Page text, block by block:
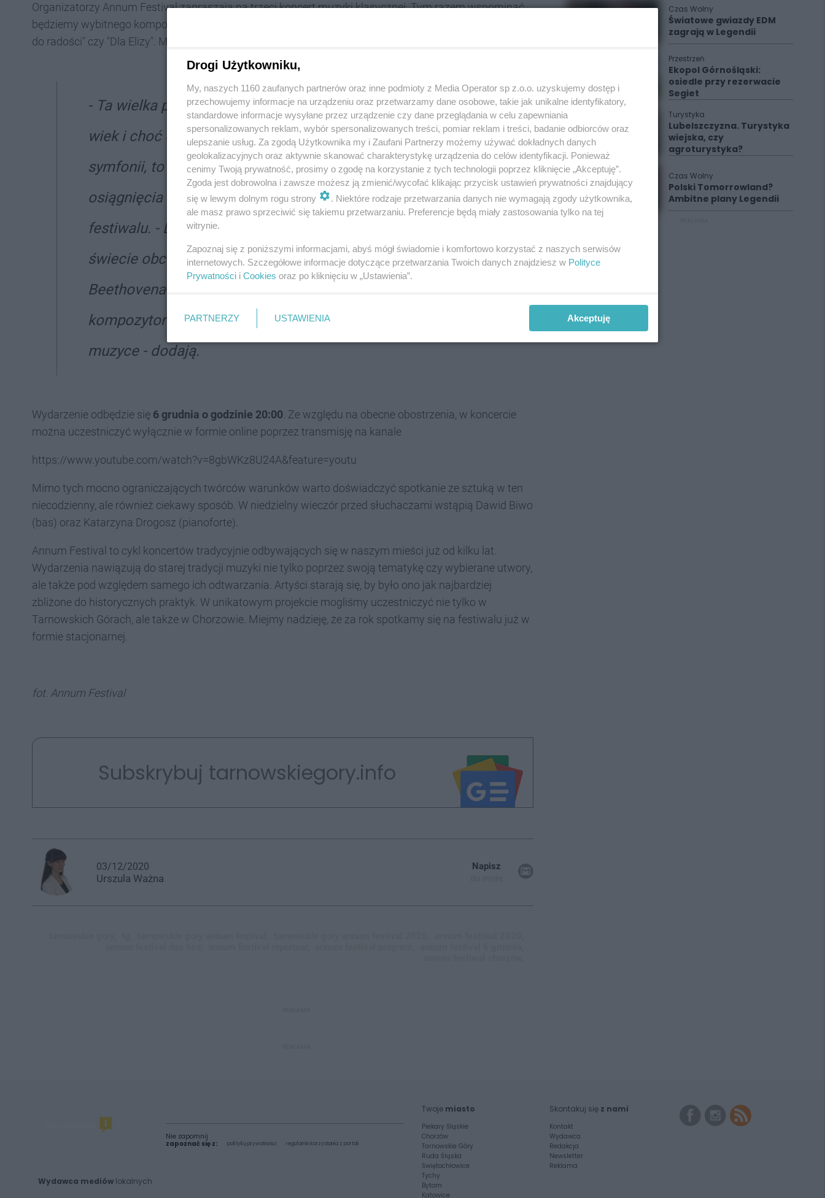
Organizatorzy Annum Festival zapraszają na trzeci koncert muzyki klasycznej. Tym razem wspominać
będziemy wybitnego kompozytora, który w historii muzyki zapisał się przede wszystkim jak autor "Ody
do radości" czy "Dla Elizy". Mowa oczywiście o Ludwigu van Beethovenie.
- Ta wielka postać wytyczyła kierunek rozwoju muzyki na cały XIX
wiek i choć oczywiście najbardziej znany jest jako twórca swych 9
symfonii, to równie przełomowe i jakże odkrywcze były jego
osiągnięcia w dziedzinie kameralistyki- opowiadają koordynatorzy
festiwalu. - Dziś łączymy się ze społecznością kultury na całym
świecie obchodzącą w tym roku 250 rocznicę urodzin Ludwiga van
Beethovena - ostatniego z klasyków wiedeńskich, wielkiego
kompozytora okresu klasycyzmu i prekursora romantyzmu w
muzyce- dodają.
Wydarzenie odbędzie się 6 grudnia o godzinie 20:00 . Ze względu na obecne obostrzenia, w koncercie
można uczestniczyć wyłącznie w formie online poprzez transmisję na kanale
https://www.youtube.com/watch?v=8gbWKz8U24A&feature=youtu
Mimo tych mocno ograniczających twórców warunków warto doświadczyć spotkanie ze sztuką w ten
niecodzienny, ale również ciekawy sposób. W niedzielny wieczór przed słuchaczami wstąpią Dawid Biwo
(bas) oraz Katarzyna Drogosz (pianoforte).
Annum Festival to cykl koncertów tradycyjnie odbywających się w naszym mieści już od kilku lat.
Wydarzenia nawiązują do starej tradycji muzyki nie tylko poprzez swoją tematykę czy wybierane utwory,
ale także pod względem samego ich odtwarzania. Artyści starają się, by było ono jak najbardziej
zbliżone do historycznych praktyk. W unikatowym projekcie mogliśmy uczestniczyć nie tylko w
Tarnowskich Górach, ale także w Chorzowie. Miejmy nadzieję, że za rok spotkamy się na festiwalu już w
formie stacjonarnej.
fot. Annum Festival
Subskrybuj tarnowskiegory.info
03/12/2020
Urszula Ważna
Napisz
Czas Wolny
Światowe gwiazdy EDM
zagrają w Legendii
Przestrzeń
Ekopol Górnośląski:
osiedle przy rezerwacie
Segiet
Turystyka
Lubelszczyzna. Turystyka
wiejska, czy
agroturystyka?
Czas Wolny
Polski Tomorrowland?
Ambitne plany Legendii
Wydawca mediów lokalnych
Nie zapomnij
zapoznać się z:
polityką prywatności regulamin korzystania z portali
Twoje miasto
Piekary Śląskie
Chorzów
Tarnowskie Góry
Ruda Śląska
Świętochłowice
Tychy
Bytom
Katowice
Skontakuj się z nami
Kontakt
Wydawca
Redakcja
Newsletter
Reklama
Drogi Użytkowniku,
My, naszych 1160 zaufanych partnerów oraz inne podmioty z Media Operator sp z.o.o. uzyskujemy dostęp i
przechowujemy informacje na urządzeniu oraz przetwarzamy dane osobowe, takie jak unikalne identyfikatory,
standardowe informacje wysyłane przez urządzenie czy dane przeglądania w celu zapewniania
spersonalizowanych reklam, wybór spersonalizowanych treści, pomiar reklam i treści, badanie odbiorców oraz
ulepszanie usług. Za zgodą Użytkownika my i Zaufani Partnerzy możemy używać dokładnych danych
geolokalizacyjnych oraz aktywnie skanować charakterystykę urządzenia do celów identyfikacji. Ponieważ
cenimy Twoją prywatność, prosimy o zgodę na korzystanie z tych technologii poprzez kliknięcie „Akceptuję”.
Zgoda jest dobrowolna i zawsze możesz ją zmienić/wycofać klikając przycisk ustawień prywatności znajdujący
się w lewym dolnym rogu strony
. Niektóre rodzaje przetwarzania danych nie wymagają zgody użytkownika,
ale masz prawo sprzeciwić się takiemu przetwarzaniu. Preferencje będą miały zastosowania tylko na tej
witrynie.
Zapoznaj się z poniższymi informacjami, abyś mógł świadomie i komfortowo korzystać z naszych serwisów
internetowych. Szczegółowe informacje dotyczące przetwarzania Twoich danych znajdziesz w Polityce
Prywatności i Cookies oraz po kliknięciu w „Ustawienia”.
PARTNERZY USTAWIENIA Akceptuję